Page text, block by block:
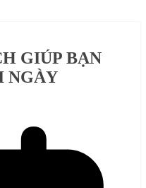
GIÚP BẠN
NGÀY